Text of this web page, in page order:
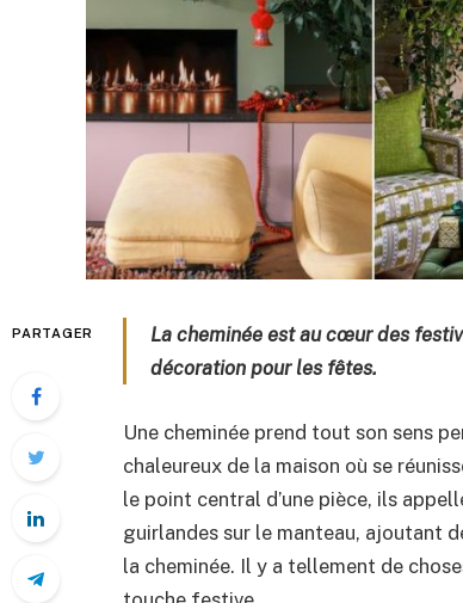
PARTAGER
La cheminée est au cœur des
décoration pour les fêtes.
Une cheminée prend tout son sens
chaleureux de la maison où se
le point central d’une pièce, ils
guirlandes sur le manteau, ajoutant
la cheminée. Il y a tellement de